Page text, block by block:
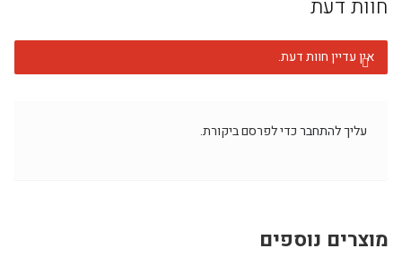
חוות דעת
אין עדיין חוות דעת.
עליךלהתחברכדי לפרסם ביקורת.
מוצרים נוספים